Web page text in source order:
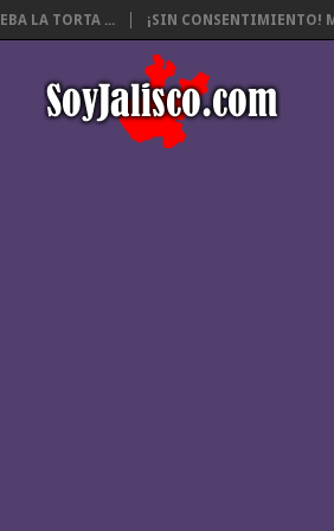
LA TORTA ... ¡SIN CONSENTIMIENTO!